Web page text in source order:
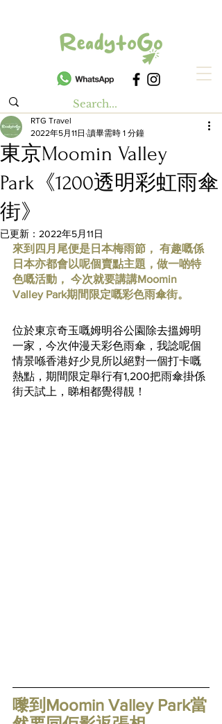
東京Moomin Valley
Park《1200透明彩虹雨傘
街》
RTG Travel
2022年5月11日 讀畢需時 1 分鐘
已更新： 2022年5月11日
來到四月尾便是日本梅雨節， 有趣嘅係
日本亦都會以呢個賣點主題，做一啲特
色嘅活動， 今次就要講講Moomin
Valley Park期間限定嘅彩色雨傘街。
位於東京奇玉嘅姆明谷公園除去搵姆明
一家，今次仲漫天彩色雨傘，我諗呢個
情景喺香港好少見所以絕對一個打卡嘅
熱點，期間限定舉行有1,200把雨傘掛係
街天試上，睇相都覺得靚！
嚟到Moomin Valley Park當